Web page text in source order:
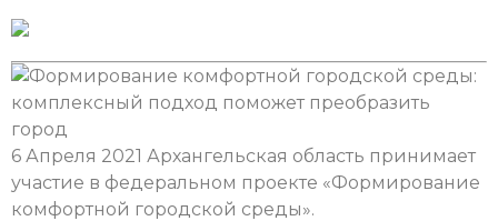
6 Апреля 2021 Архангельская область принимает
участие в федеральном проекте «Формирование
комфортной городской среды».